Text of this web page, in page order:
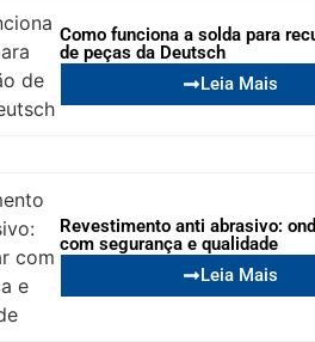
Como funciona a solda para
de peças da Deutsch
Leia Mais
Revestimento anti abrasivo:
com segurança e qualidade
Leia Mais